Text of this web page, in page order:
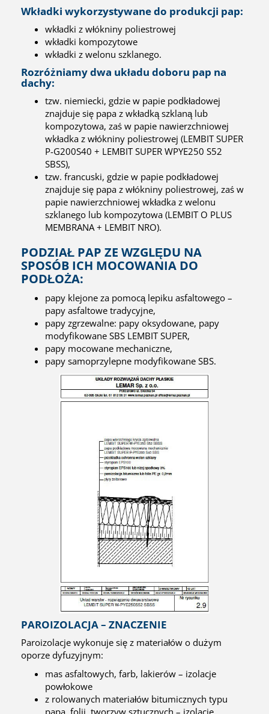
Wkładki wykorzystywane do produkcji pap:
wkładki z włókniny poliestrowej
wkładki kompozytowe
wkładki z welonu szklanego.
Rozróżniamy dwa układu doboru pap na
dachy:
tzw. niemiecki, gdzie w papie podkładowej
znajduje się papa z wkładką szklaną lub
kompozytowa, zaś w papie nawierzchniowej
wkładka z włókniny poliestrowej (LEMBIT SUPER
P-G200S40 + LEMBIT SUPER WPYE250 S52
SBSS),
tzw. francuski, gdzie w papie podkładowej
znajduje się papa z włókniny poliestrowej, zaś w
papie nawierzchniowej wkładka z welonu
szklanego lub kompozytowa (LEMBIT O PLUS
MEMBRANA + LEMBIT NRO).
PODZIAŁ PAP ZE WZGLĘDU NA
SPOSÓB ICH MOCOWANIA DO
PODŁOŻA:
papy klejone za pomocą lepiku asfaltowego –
papy asfaltowe tradycyjne,
papy zgrzewalne: papy oksydowane, papy
modyfikowane SBS LEMBIT SUPER,
papy mocowane mechaniczne,
papy samoprzylepne modyfikowane SBS.
PAROIZOLACJA – ZNACZENIE
Paroizolacje wykonuje się z materiałów o dużym
oporze dyfuzyjnym:
mas asfaltowych, farb, lakierów – izolacje
powłokowe
z rolowanych materiałów bitumicznych typu
papa, folii, tworzyw sztucznych – izolacje